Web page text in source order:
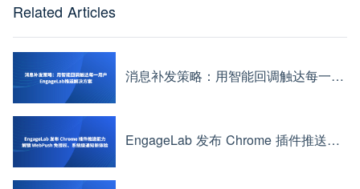
Related Articles
消息补发策略：用智能回调触达每一用户——EngageLab推送解决方案
EngageLab 发布 Chrome 插件推送能力：解锁 WebPush 免授权、系统级通知新体验